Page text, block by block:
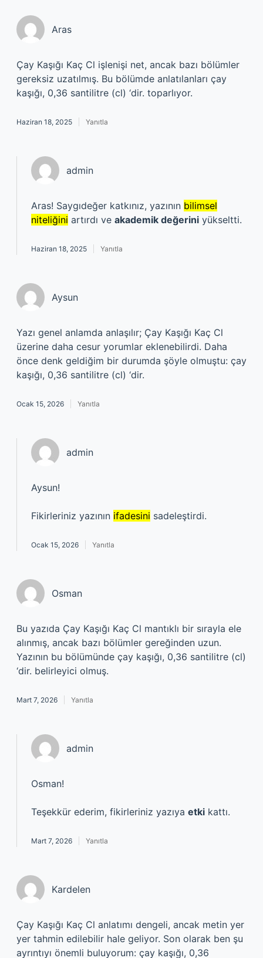
Aras
Çay Kaşığı Kaç Cl işlenişi net, ancak bazı bölümler
gereksiz uzatılmış. Bu bölümde anlatılanları çay
kaşığı, 0,36 santilitre (cl) ‘dir. toparlıyor.
Haziran 18, 2025 Yanıtla
admin
Aras! Saygıdeğer katkınız, yazının bilimsel
niteliğini artırdı ve akademik değerini yükseltti.
Haziran 18, 2025 Yanıtla
Aysun
Yazı genel anlamda anlaşılır; Çay Kaşığı Kaç Cl
üzerine daha cesur yorumlar eklenebilirdi. Daha
önce denk geldiğim bir durumda şöyle olmuştu: çay
kaşığı, 0,36 santilitre (cl) ‘dir.
Ocak 15, 2026 Yanıtla
admin
Aysun!
Fikirleriniz yazının ifadesini sadeleştirdi.
Ocak 15, 2026 Yanıtla
Osman
Bu yazıda Çay Kaşığı Kaç Cl mantıklı bir sırayla ele
alınmış, ancak bazı bölümler gereğinden uzun.
Yazının bu bölümünde çay kaşığı, 0,36 santilitre (cl)
‘dir. belirleyici olmuş.
Mart 7, 2026 Yanıtla
admin
Osman!
Teşekkür ederim, fikirleriniz yazıya etki kattı.
Mart 7, 2026 Yanıtla
Kardelen
Çay Kaşığı Kaç Cl anlatımı dengeli, ancak metin yer
yer tahmin edilebilir hale geliyor. Son olarak ben şu
ayrıntıyı önemli buluyorum: çay kaşığı, 0,36